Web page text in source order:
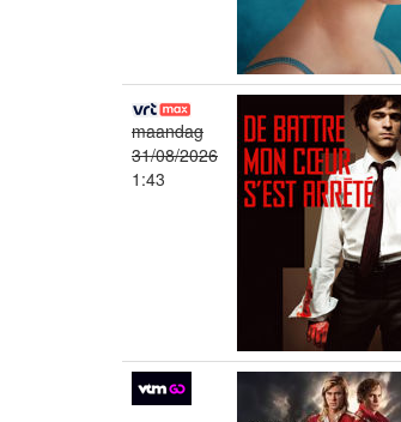
maandag
31/08/2026
1:43